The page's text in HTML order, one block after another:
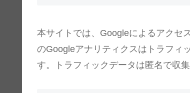
本サイトでは、Googleによるアクセ
のGoogleアナリティクスはトラフィ
す。トラフィックデータは匿名で収